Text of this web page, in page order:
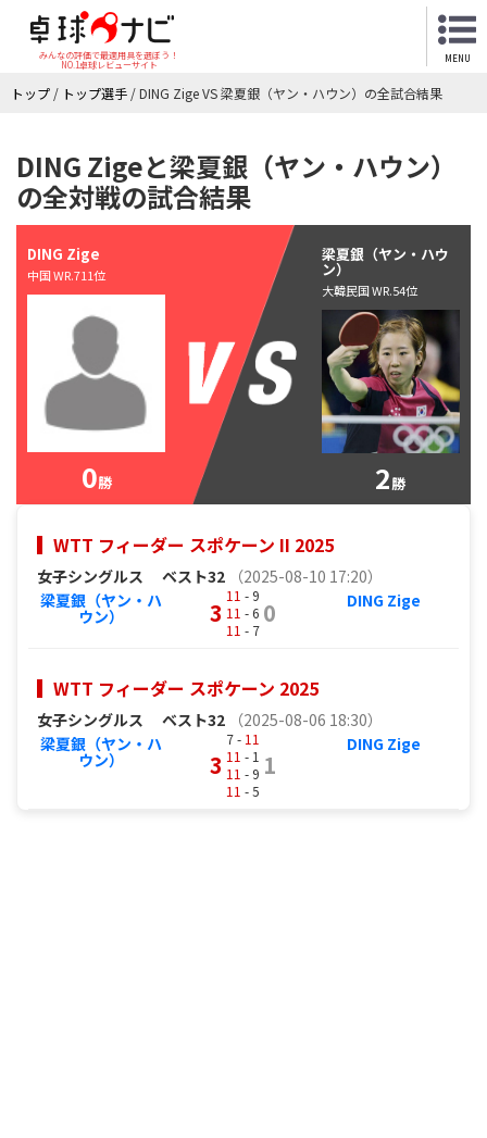
みんなの評価で最適用具を選ぼう！
NO.1卓球レビューサイト
MENU
トップ / トップ選手 /DING Zige VS 梁夏銀（ヤン・ハウン）の全試合結果
DING Zigeと梁夏銀（ヤン・ハウン）
の全対戦の試合結果
DING Zige
中国 WR.711位
0勝
梁夏銀（ヤン・ハウ
ン）
大韓民国 WR.54位
2勝
WTT フィーダー スポケーン II 2025
女子シングルス ベスト32
（2025-08-10 17:20）
梁夏銀（ヤン・ハ
ウン） 3
11 - 9
11 - 6
11 - 7
0 DING Zige
WTT フィーダー スポケーン 2025
女子シングルス ベスト32
（2025-08-06 18:30）
梁夏銀（ヤン・ハ
ウン） 3
7 - 11
11 - 1
11 - 9
11 - 5
1
DING Zige